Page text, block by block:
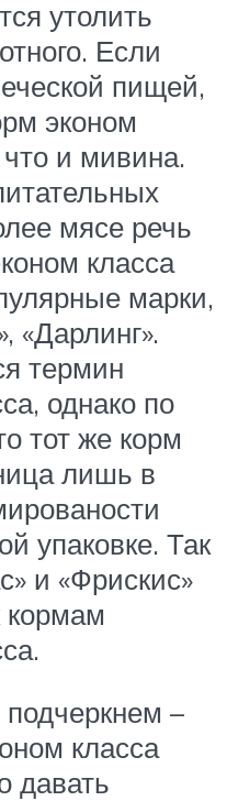
утолить
Если
пищей,
эконом
и мивина.
мясе речь
класса
марки,
«Дарлинг».
термин
однако по
тот же корм
лишь в
упаковке. Так
и «Фрискис»
кормам
–
класса
давать